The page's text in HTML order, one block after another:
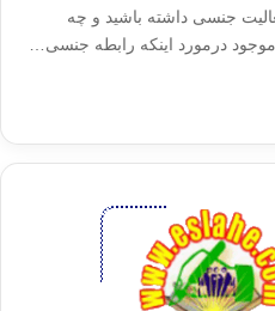
جنسی داشته باشید و چه
درمورد اینکه رابطه جنسی…